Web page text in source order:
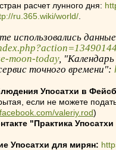
расчет лунного дня:
ru.365.wiki/world/
использовались
moon-today,
точного времени":
Упосатхи в
если не можете
valeriy.rod)
"Практика
Упосатхи для мирян: